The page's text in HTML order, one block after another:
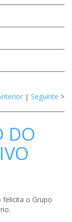
| Seguinte >
DO
felicita o Grupo